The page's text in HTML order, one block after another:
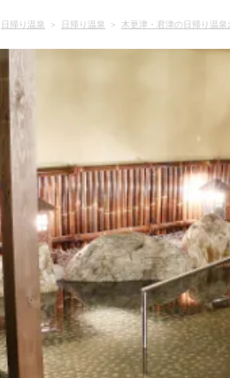
日帰り温泉 日帰り温泉 木更津・君津の日帰り温